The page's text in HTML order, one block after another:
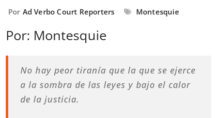
Por Ad Verbo Court Reporters Montesquie
Por: Montesquie
No hay peor tiranía que la que se ejerce
a la sombra de las leyes y bajo el calor
de la justicia.